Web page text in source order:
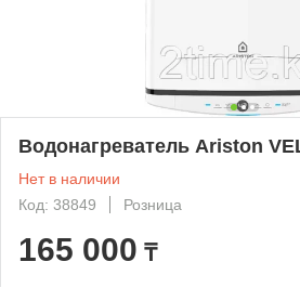
Водонагреватель Ariston
Нет в наличии
Код: 38849
Розница
165 000 ₸